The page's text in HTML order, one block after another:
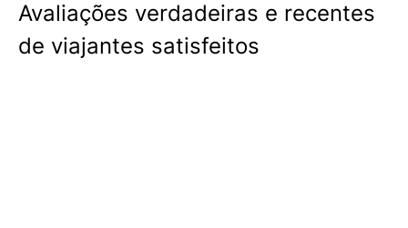
Avaliações verdadeiras e recentes
de viajantes satisfeitos